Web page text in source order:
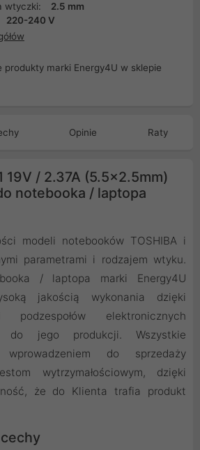
wtyczki:
2.5 mm
220-240 V
Opinie Raty
19V / 2.37A (5.5x2.5mm)
notebooka / laptopa
modeli notebooków TOSHIBA i
parametrami i rodzajem wtyku.
/ laptopa marki Energy4U
jakością wykonania dzięki
elektronicznych
do jego produkcji. Wszystkie
do sprzedaży
wytrzymałościowym, dzięki
że do Klienta trafia produkt